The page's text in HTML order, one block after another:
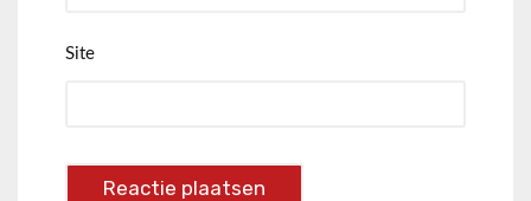
Site